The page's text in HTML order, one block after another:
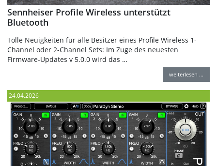
Sennheiser Profile Wireless unterstützt
Bluetooth
Tolle Neuigkeiten für alle Besitzer eines Profile Wireless 1-
Channel oder 2-Channel Sets: Im Zuge des neuesten
Firmware-Updates v 5.0.0 wird das …
weiterlesen …
24.04.2026